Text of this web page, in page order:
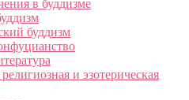
в буддизме
буддизм
и эзотерическая